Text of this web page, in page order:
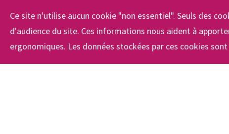
Ce site n'utilise aucun cookie "non essentiel". Seuls des
d'audience du site. Ces informations nous aident à
ergonomiques. Les données stockées par ces cookies